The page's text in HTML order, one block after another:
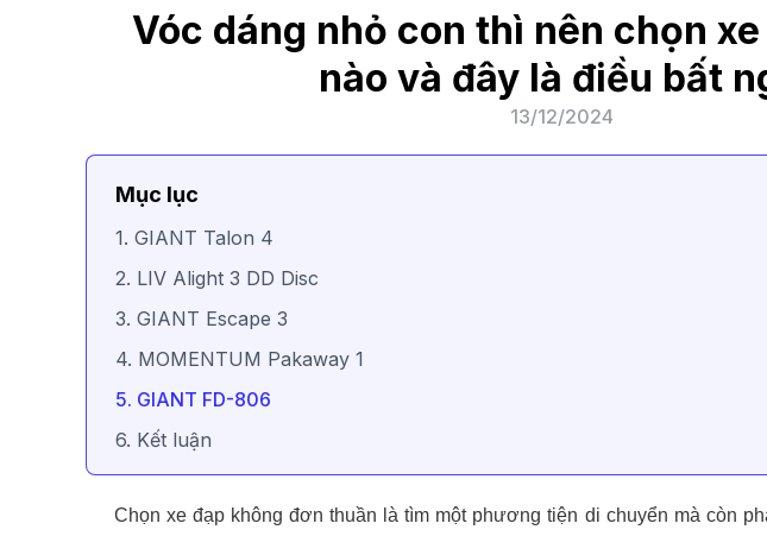
Vóc dáng nhỏ con thì nên chọn
nào và đây là điều bất
13/12/2024
Mục lục
1. GIANT Talon 4
2. LIV Alight 3 DD Disc
3. GIANT Escape 3
4. MOMENTUM Pakaway 1
5. GIANT FD-806
6. Kết luận
Chọn xe đạp không đơn thuần là tìm một phương tiện di chuyển mà còn